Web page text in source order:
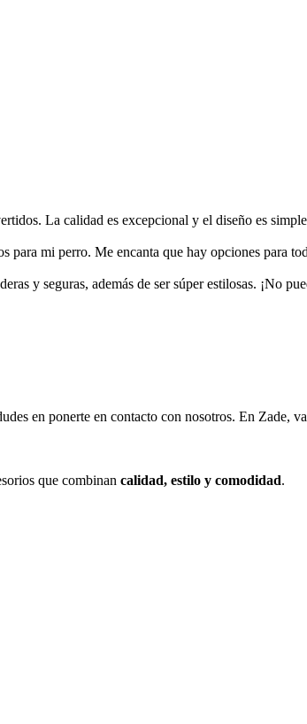
La calidad es excepcional y el diseño es
para mi perro. Me encanta que hay opciones para
y seguras, además de ser súper estilosas. ¡No
en ponerte en contacto con nosotros. En Zade,
que combinan calidad, estilo y comodidad.